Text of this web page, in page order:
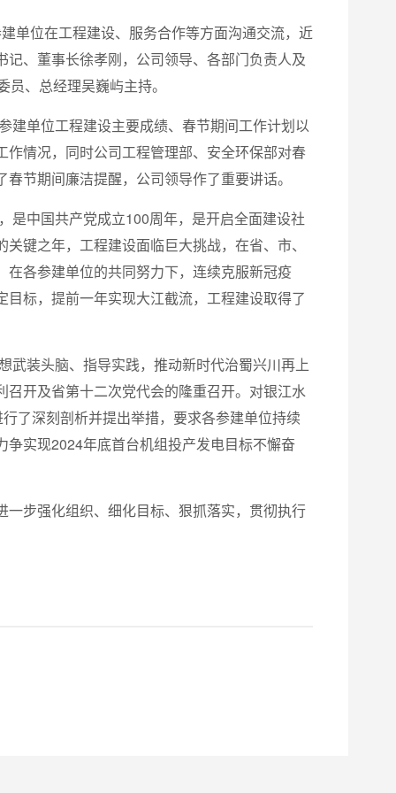
单位在工程建设、服务合作等方面沟通交流，近
、董事长徐孝刚，公司领导、各部门负责人及
、总经理吴巍屿主持。
建单位工程建设主要成绩、春节期间工作计划以
情况，同时公司工程管理部、安全环保部对春
节期间廉洁提醒，公司领导作了重要讲话。
是中国共产党成立100周年，是开启全面建设社
键之年，工程建设面临巨大挑战，在省、市、
各参建单位的共同努力下，连续克服新冠疫
标，提前一年实现大江截流，工程建设取得了
武装头脑、指导实践，推动新时代治蜀兴川再上
开及省第十二次党代会的隆重召开。对银江水
了深刻剖析并提出举措，要求各参建单位持续
实现2024年底首台机组投产发电目标不懈奋
步强化组织、细化目标、狠抓落实，贯彻执行